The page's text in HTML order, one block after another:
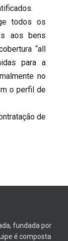
todos os
aos bens
“all
para a
no
o perfil de
de
fundada por
é composta